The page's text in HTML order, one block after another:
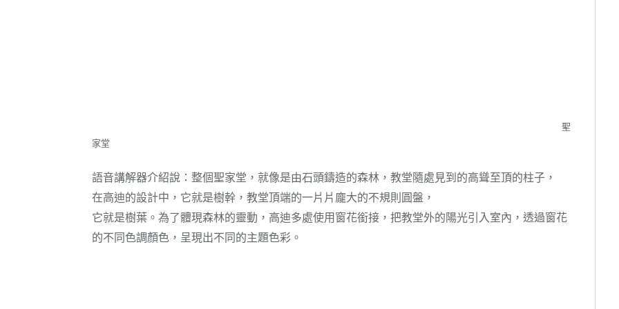
聖
家堂
語音講解器介紹說：整個聖家堂，就像是由石頭鑄造的森林，教堂隨處見到的高聳至頂的柱子，
在高迪的設計中，它就是樹幹，教堂頂端的一片片龐大的不規則圓盤，
它就是樹葉。為了體現森林的靈動，高迪多處使用窗花銜接，把教堂外的陽光引入室內，透過窗花
的不同色調顏色，呈現出不同的主題色彩。